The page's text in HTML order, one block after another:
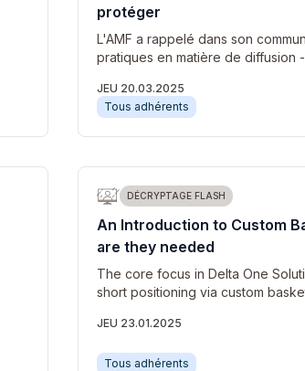
protéger
L'AMF a rappelé dans son
pratiques en matière de
JEU 20.03.2025
Tous adhérents
DÉCRYPTAGE FLASH
An Introduction to Custom
are they needed
The core focus in Delta One
short positioning via custom
JEU 23.01.2025
Tous adhérents